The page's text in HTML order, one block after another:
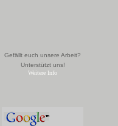
Gefällt euch unsere Arbeit?
Unterstützt uns!
Weitere Info